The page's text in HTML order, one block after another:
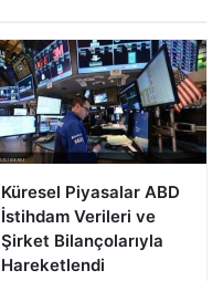
Küresel Piyasalar ABD
İstihdam Verileri ve
Şirket Bilançolarıyla
Hareketlendi